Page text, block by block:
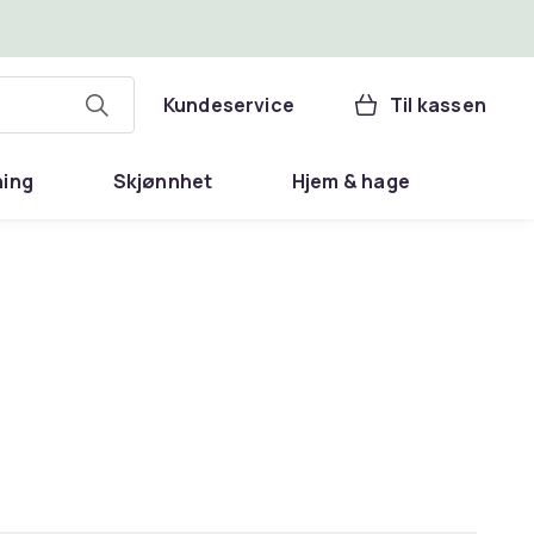
Kundeservice Til kassen
Skjønnhet Hjem & hage